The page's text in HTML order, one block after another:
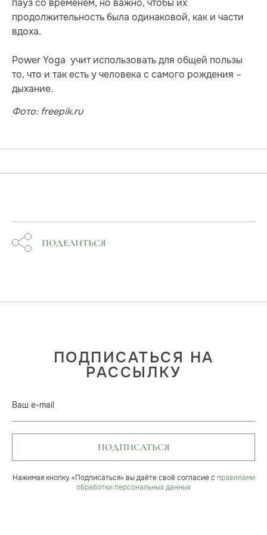
продолжительность была одинаковой, как и части
вдоха.
Power Yoga учит использовать для общей пользы
то, что и так есть у человека с самого рождения –
дыхание.
Фото: freepik.ru
ПОДЕЛИТЬСЯ
ПОДПИСАТЬСЯ НА
РАССЫЛКУ
Ваш e-mail
ПОДПИСАТЬСЯ
Нажимая кнопку «Подписаться» вы даёте своё согласие с правилами
обработки персональных данных